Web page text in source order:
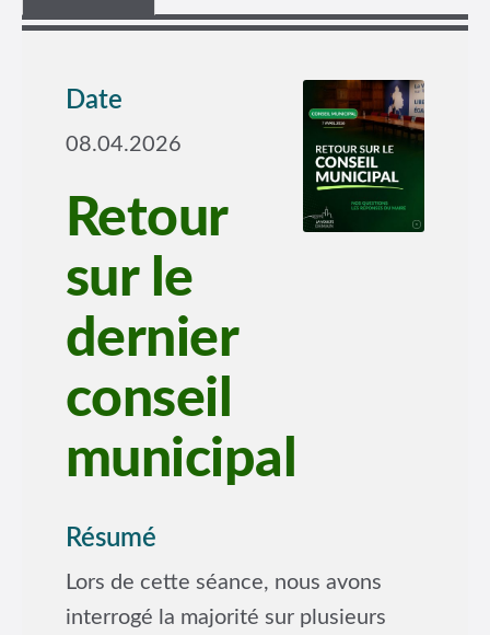
Date
08.04.2026
Retour
sur le
dernier
conseil
municipal
Résumé
Lors de cette séance, nous avons
interrogé la majorité sur plusieurs